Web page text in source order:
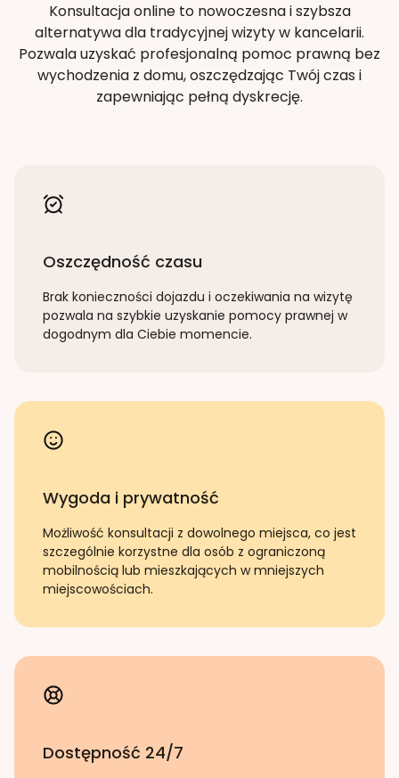
Konsultacja online to nowoczesna i szybsza
alternatywa dla tradycyjnej wizyty w kancelarii.
Pozwala uzyskać profesjonalną pomoc prawną bez
wychodzenia z domu, oszczędzając Twój czas i
zapewniając pełną dyskrecję.
Oszczędność czasu
Brak konieczności dojazdu i oczekiwania na wizytę
pozwala na szybkie uzyskanie pomocy prawnej w
dogodnym dla Ciebie momencie.
Wygoda i prywatność
Możliwość konsultacji z dowolnego miejsca, co jest
szczególnie korzystne dla osób z ograniczoną
mobilnością lub mieszkających w mniejszych
miejscowościach.
Dostępność 24/7